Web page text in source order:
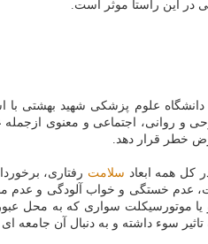
در این راستا موثر است.
علوم پزشكی شهید بهشتی با
و روانی، اجتماعی و معنوی ازجمله
خطر قرار دهد.
كل همه ابعاد سلامت رفتاری،
عدم خستگی و خواب آلودگی و عدم
یا موتورسیكلت سواری كه به محل
تاثیر سوء داشته و به دنبال آن جامعه